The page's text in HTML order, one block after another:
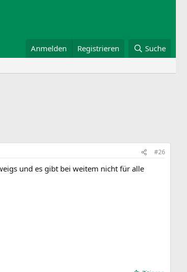
Anmelden Registrieren Suche
#26
und es gibt bei weitem nicht für alle